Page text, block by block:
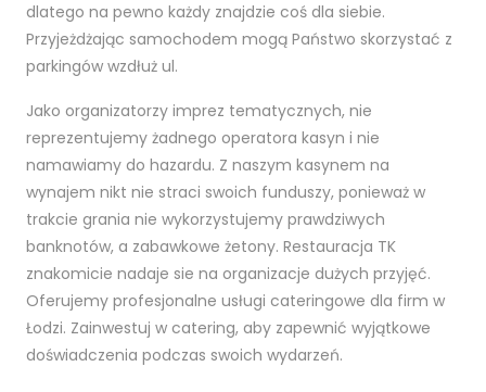
dlatego na pewno każdy znajdzie coś dla siebie.
Przyjeżdżając samochodem mogą Państwo skorzystać z
parkingów wzdłuż ul.
Jako organizatorzy imprez tematycznych, nie
reprezentujemy żadnego operatora kasyn i nie
namawiamy do hazardu. Z naszym kasynem na
wynajem nikt nie straci swoich funduszy, ponieważ w
trakcie grania nie wykorzystujemy prawdziwych
banknotów, a zabawkowe żetony. Restauracja TK
znakomicie nadaje sie na organizacje dużych przyjęć.
Oferujemy profesjonalne usługi cateringowe dla firm w
Łodzi. Zainwestuj w catering, aby zapewnić wyjątkowe
doświadczenia podczas swoich wydarzeń.